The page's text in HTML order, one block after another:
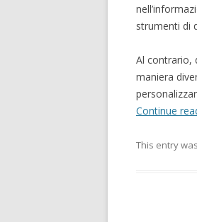
strumenti di
Al contrario,
maniera
Continue
This entry